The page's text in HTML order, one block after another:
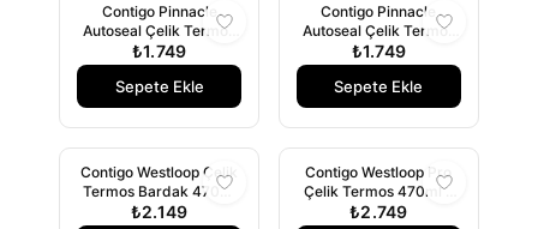
Contigo Pinnacle
Autoseal Çelik Termos
300 ml Kahverengi
₺1.749
Sepete Ekle
Contigo Pinnacle
Autoseal Çelik Termos
Bardak 300 ml Siyah
₺1.749
Sepete Ekle
Contigo Westloop Çelik
Termos Bardak 470ml
Siyah
₺2.149
Contigo Westloop Pro
Çelik Termos 470ml -
Turkuaz
₺2.749